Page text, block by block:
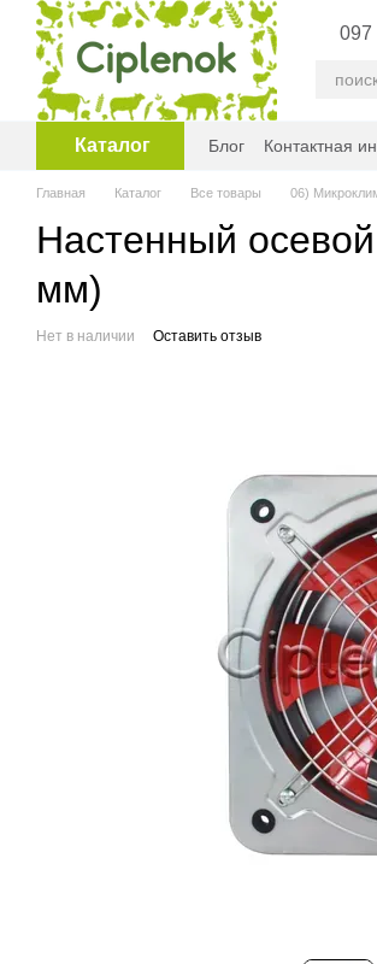
Перейти к основному контенту
097
Каталог Блог Контактная
Главная Каталог Все товары 06)
Настенный
мм)
Нет в наличии Оставить отзыв